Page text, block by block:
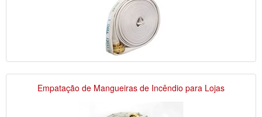
Empatação de Mangueiras de Incêndio para Lojas